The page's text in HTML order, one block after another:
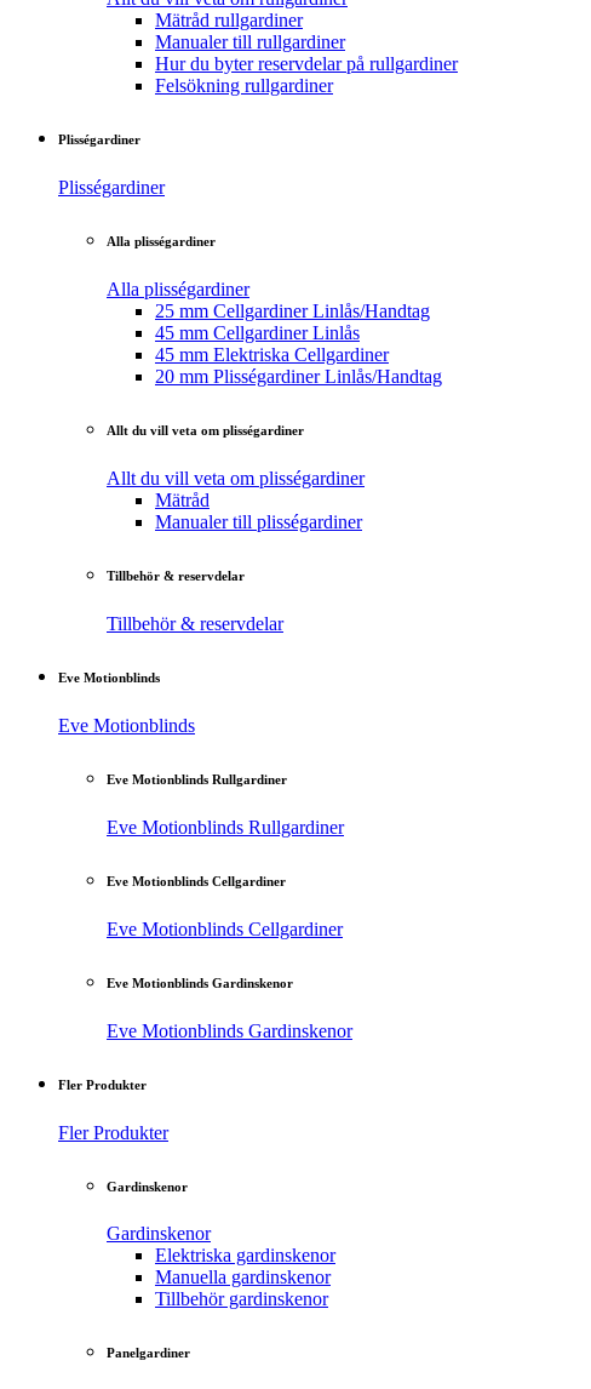
Mätråd rullgardiner
Manualer till rullgardiner
Hur du byter reservdelar på rullgardiner
Felsökning rullgardiner
Plisségardiner
Plisségardiner
Alla plisségardiner
Alla plisségardiner
25 mm Cellgardiner Linlås/Handtag
45 mm Cellgardiner Linlås
45 mm Elektriska Cellgardiner
20 mm Plisségardiner Linlås/Handtag
Allt du vill veta om plisségardiner
Allt du vill veta om plisségardiner
Mätråd
Manualer till plisségardiner
Tillbehör & reservdelar
Tillbehör & reservdelar
Eve Motionblinds
Eve Motionblinds
Eve Motionblinds Rullgardiner
Eve Motionblinds Rullgardiner
Eve Motionblinds Cellgardiner
Eve Motionblinds Cellgardiner
Eve Motionblinds Gardinskenor
Eve Motionblinds Gardinskenor
Fler Produkter
Fler Produkter
Gardinskenor
Gardinskenor
Elektriska gardinskenor
Manuella gardinskenor
Tillbehör gardinskenor
Panelgardiner